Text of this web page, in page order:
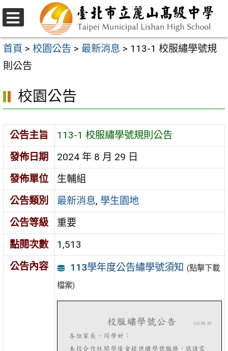
跳
至
主
要
容
區
選
單
首頁 > 校園公告 > 最新消息 > 113-1 校服繡學號規
則公告
校園公告
公告主旨
113-1 校服繡學號規則公告
發佈日期
2024 年 8 月 29 日
發佈單位
生輔組
公告類別
最新消息, 學生園地
公告等級
重要
點閱次數
1,513
公告內容
113學年度公告繡學號須知 (點擊下載
檔案)